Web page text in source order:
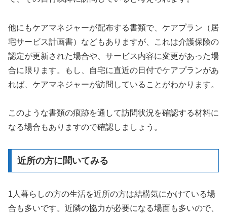
他にもケアマネジャーが配布する書類で、ケアプラン（居
宅サービス計画書）などもありますが、これは介護保険の
認定が更新された場合や、サービス内容に変更があった場
合に限ります。もし、自宅に直近の日付でケアプランがあ
れば、ケアマネジャーが訪問していることがわかります。
このような書類の痕跡を通して訪問状況を確認する材料に
なる場合もありますので確認しましょう。
近所の方に聞いてみる
1人暮らしの方の生活を近所の方は結構気にかけている場
合も多いです。近隣の協力が必要になる場面も多いので、